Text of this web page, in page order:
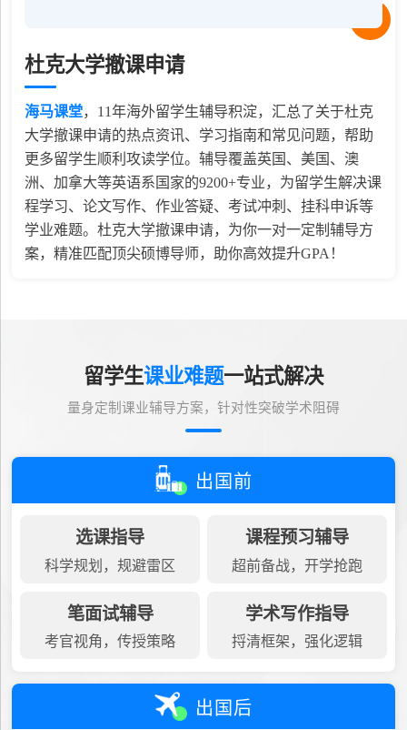
杜克大学撤课申请
海马课堂， 11年海外留学生辅导积淀，汇总了关于杜克
大学撤课申请的热点资讯、学习指南和常见问题，帮助
更多留学生顺利攻读学位。辅导覆盖英国、美国、澳
洲、加拿大等英语系国家的9200+专业，为留学生解决课
程学习、论文写作、作业答疑、考试冲刺、挂科申诉等
学业难题。杜克大学撤课申请，为你一对一定制辅导方
案，精准匹配顶尖硕博导师，助你高效提升GPA！
留学生课业难题一站式解决
量身定制课业辅导方案，针对性突破学术阻碍
出国前
选课指导
科学规划，规避雷区
课程预习辅导
超前备战，开学抢跑
笔面试辅导
考官视角，传授策略
学术写作指导
捋清框架，强化逻辑
出国后